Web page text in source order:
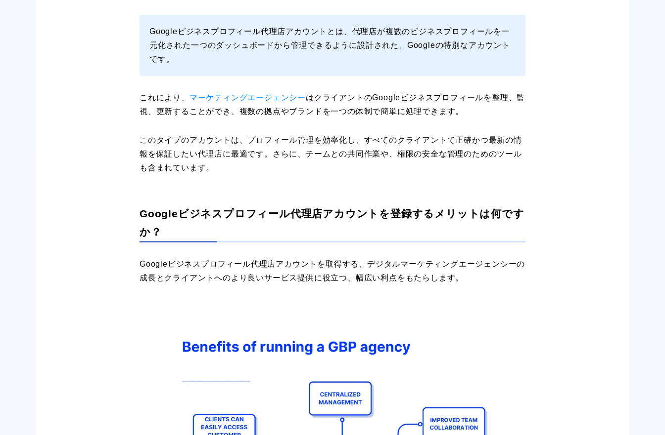
Googleビジネスプロフィール代理店アカウントとは、代理店が複数のビジネスプロフィールを一
元化された一つのダッシュボードから管理できるように設計された、Googleの特別なアカウント
です。
これにより、 マーケティングエージェンシーはクライアントのGoogleビジネスプロフィールを整理、監
視、更新することができ、複数の拠点やブランドを一つの体制で簡単に処理できます。
このタイプのアカウントは、プロフィール管理を効率化し、すべてのクライアントで正確かつ最新の情
報を保証したい代理店に最適です。さらに、チームとの共同作業や、権限の安全な管理のためのツール
も含まれています。
Googleビジネスプロフィール代理店アカウントを登録するメリットは何です
か？
Googleビジネスプロフィール代理店アカウントを取得する、デジタルマーケティングエージェンシーの
成長とクライアントへのより良いサービス提供に役立つ、幅広い利点をもたらします。